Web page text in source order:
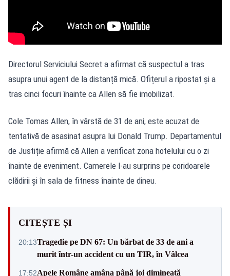
Directorul Serviciului Secret a afirmat că suspectul a tras
asupra unui agent de la distanță mică. Ofițerul a ripostat și a
tras cinci focuri înainte ca Allen să fie imobilizat.
Cole Tomas Allen, în vârstă de 31 de ani, este acuzat de
tentativă de asasinat asupra lui Donald Trump. Departamentul
de Justiție afirmă că Allen a verificat zona hotelului cu o zi
înainte de eveniment. Camerele l-au surprins pe coridoarele
clădirii și în sala de fitness înainte de dineu.
CITEȘTE ȘI
20:13Tragedie pe DN 67: Un bărbat de 33 de ani a
murit într-un accident cu un TIR, în Vâlcea
17:52Apele Române amâna până joi dimineață